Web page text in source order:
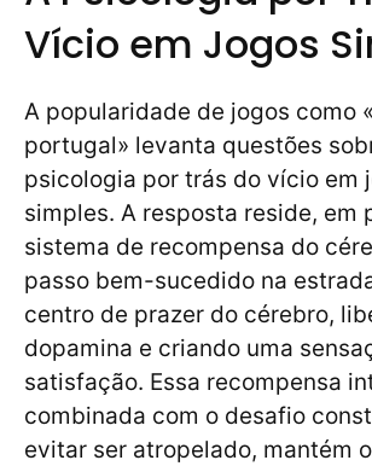
Vício em Jogos
A popularidade de jogos como
portugal» levanta questões
psicologia por trás do vício em
simples. A resposta reside, em
sistema de recompensa do
passo bem-sucedido na
centro de prazer do cérebro,
dopamina e criando uma
satisfação. Essa recompensa
combinada com o desafio
evitar ser atropelado, mantém